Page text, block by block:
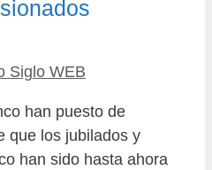
Siglo WEB
han puesto de
que los jubilados y
han sido hasta ahora